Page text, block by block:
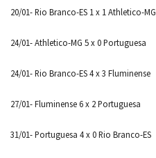
20/01- Rio Branco-ES 1 x 1 Athletico-MG
24/01- Athletico-MG 5 x 0 Portuguesa
24/01- Rio Branco-ES 4 x 3 Fluminense
27/01- Fluminense 6 x 2 Portuguesa
31/01- Portuguesa 4 x 0 Rio Branco-ES